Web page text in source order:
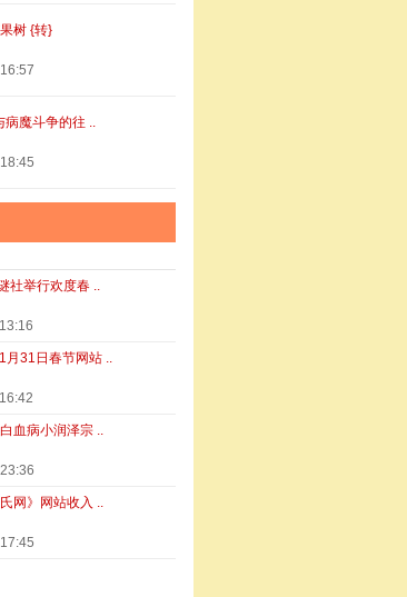
树 {转}
病魔斗争的往 ..
社举行欢度春 ..
月31日春节网站 ..
血病小润泽宗 ..
网》网站收入 ..